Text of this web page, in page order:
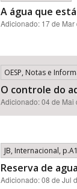
A água que
Adicionado: 17 de
OESP, Notas e
O controle do
Adicionado: 04 de
JB, Internacional,
Reserva de
Adicionado: 08 de Jul